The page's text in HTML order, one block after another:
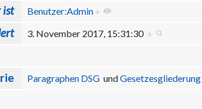
ist Benutzer:Admin +
3. November 2017, 15:31:30 +
Paragraphen DSGundGesetzesgliederung